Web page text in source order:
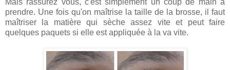
Mais rassurez vous, c'est simplement un coup de main à
prendre. Une fois qu'on maîtrise la taille de la brosse, il faut
maîtriser la matière qui sèche assez vite et peut faire
quelques paquets si elle est appliquée à la va vite.